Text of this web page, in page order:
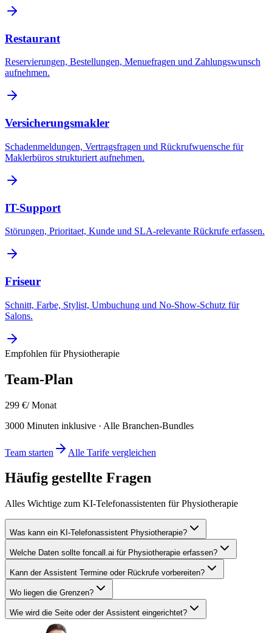
Restaurant
Reservierungen, Bestellungen, Menuefragen und Zahlungswunsch
aufnehmen.
Versicherungsmakler
Schadenmeldungen, Vertragsfragen und Rückrufwuensche für
Maklerbüros strukturiert aufnehmen.
IT-Support
Störungen, Prioritaet, Kunde und SLA-relevante Rückrufe erfassen.
Friseur
Schnitt, Farbe, Stylist, Umbuchung und No-Show-Schutz für
Salons.
Empfohlen fürPhysiotherapie
Team-Plan
299 €/ Monat
3000 Minuten inklusive · Alle Branchen-Bundles
Team starten Alle Tarife vergleichen
Häufig gestellte Fragen
Alles Wichtige zum KI-Telefonassistenten fürPhysiotherapie
Was kann ein KI-Telefonassistent Physiotherapie?
Welche Daten sollte foncall.ai für Physiotherapie erfassen?
Kann der Assistent Termine oder Rückrufe vorbereiten?
Wo liegen die Grenzen?
Wie wird die Seite oder der Assistent eingerichtet?